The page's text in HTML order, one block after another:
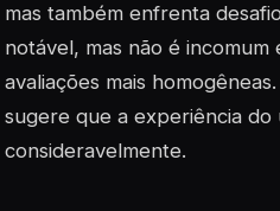
mas também enfrenta
notável, mas não é
avaliações mais
sugere que a experiência do
consideravelmente.